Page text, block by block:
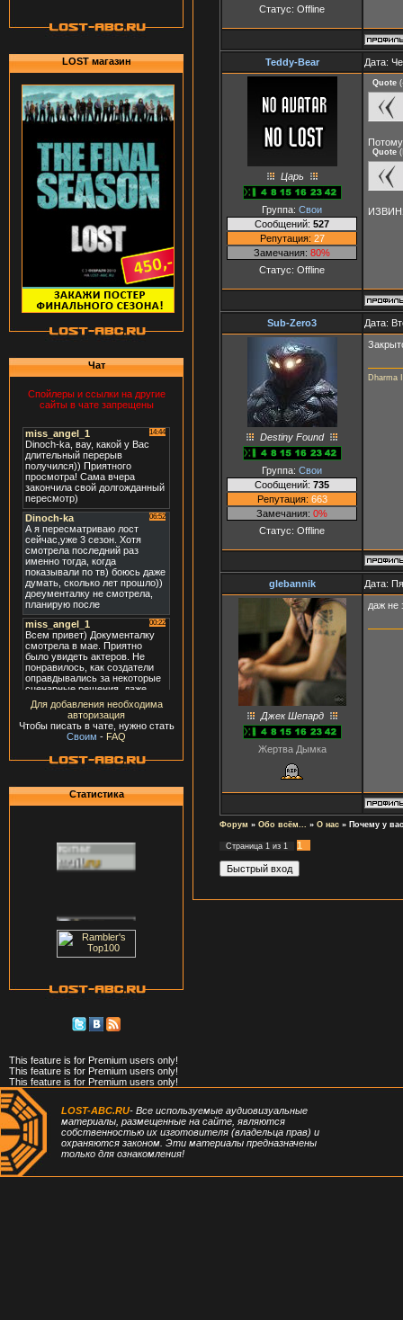
LOST магазин
Чат
Спойлеры и ссылки на другие
сайты в чате запрещены
Для добавления необходима
авторизация
Чтобы писать в чате, нужно стать
Своим - FAQ
Статистика
This feature is for Premium users only!
This feature is for Premium users only!
This feature is for Premium users only!
Статус: Offline
Teddy-Bear Дата:
Царь
Группа: Свои
Сообщений: 527
Репутация: 27
Замечания: 80%
Статус: Offline
Quote (
Quote (
Sub-Zero3 Дата:
Destiny Found
Группа: Свои
Сообщений: 735
Репутация: 663
Замечания: 0%
Статус: Offline
Dharma
glebannik Дата:
Джек Шепард
Жертва Дымка
даж не
Форум » Обо всём... » О нас » Почему у
Страница 1 из 1 1
LOST-ABC.RU- Все используемые аудиовизуальные
материалы, размещенные на сайте, являются
собственностью их изготовителя (владельца прав) и
охраняются законом. Эти материалы предназначены
только для ознакомления!